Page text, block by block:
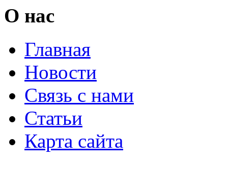
О нас
Главная
Новости
Связь с нами
Статьи
Карта сайта